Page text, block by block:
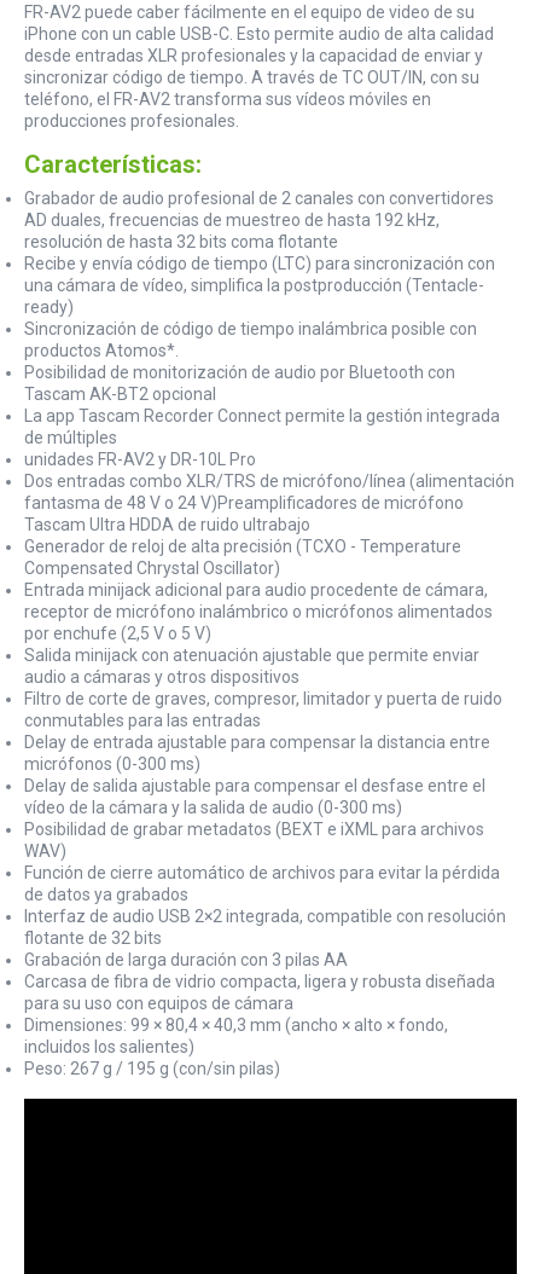
FR-AV2 puede caber fácilmente en el equipo de video de su
iPhone con un cable USB-C. Esto permite audio de alta calidad
desde entradas XLR profesionales y la capacidad de enviar y
sincronizar código de tiempo. A través de TC OUT/IN, con su
teléfono, el FR-AV2 transforma sus vídeos móviles en
producciones profesionales.
Características:
Grabador de audio profesional de 2 canales con convertidores
AD duales, frecuencias de muestreo de hasta 192 kHz,
resolución de hasta 32 bits coma flotante
Recibe y envía código de tiempo (LTC) para sincronización con
una cámara de vídeo, simplifica la postproducción (Tentacle-
ready)
Sincronización de código de tiempo inalámbrica posible con
productos Atomos*.
Posibilidad de monitorización de audio por Bluetooth con
Tascam AK-BT2 opcional
La app Tascam Recorder Connect permite la gestión integrada
de múltiples
unidades FR-AV2 y DR-10L Pro
Dos entradas combo XLR/TRS de micrófono/línea (alimentación
fantasma de 48 V o 24 V)Preamplificadores de micrófono
Tascam Ultra HDDA de ruido ultrabajo
Generador de reloj de alta precisión (TCXO - Temperature
Compensated Chrystal Oscillator)
Entrada minijack adicional para audio procedente de cámara,
receptor de micrófono inalámbrico o micrófonos alimentados
por enchufe (2,5 V o 5 V)
Salida minijack con atenuación ajustable que permite enviar
audio a cámaras y otros dispositivos
Filtro de corte de graves, compresor, limitador y puerta de ruido
conmutables para las entradas
Delay de entrada ajustable para compensar la distancia entre
micrófonos (0-300 ms)
Delay de salida ajustable para compensar el desfase entre el
vídeo de la cámara y la salida de audio (0-300 ms)
Posibilidad de grabar metadatos (BEXT e iXML para archivos
WAV)
Función de cierre automático de archivos para evitar la pérdida
de datos ya grabados
Interfaz de audio USB 2×2 integrada, compatible con resolución
flotante de 32 bits
Grabación de larga duración con 3 pilas AA
Carcasa de fibra de vidrio compacta, ligera y robusta diseñada
para su uso con equipos de cámara
Dimensiones: 99 × 80,4 × 40,3 mm (ancho × alto × fondo,
incluidos los salientes)
Peso: 267 g / 195 g (con/sin pilas)